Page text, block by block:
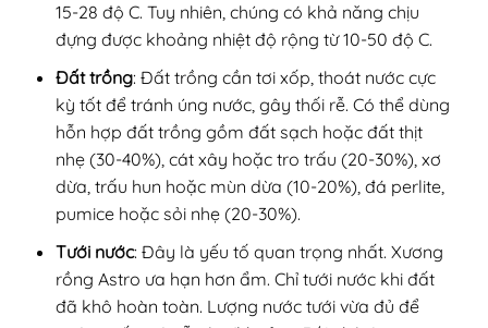
15-28 độ C. Tuy nhiên, chúng có khả năng chịu
đựng được khoảng nhiệt độ rộng từ 10-50 độ C.
Đất trồng: Đất trồng cần tơi xốp, thoát nước cực
kỳ tốt để tránh úng nước, gây thối rễ. Có thể dùng
hỗn hợp đất trồng gồm đất sạch hoặc đất thịt
nhẹ (30-40%), cát xây hoặc tro trấu (20-30%), xơ
dừa, trấu hun hoặc mùn dừa (10-20%), đá perlite,
pumice hoặc sỏi nhẹ (20-30%).
Tưới nước: Đây là yếu tố quan trọng nhất. Xương
rồng Astro ưa hạn hơn ẩm. Chỉ tưới nước khi đất
đã khô hoàn toàn. Lượng nước tưới vừa đủ để